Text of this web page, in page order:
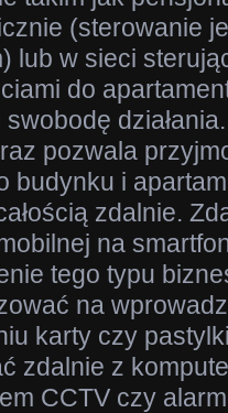
(sterowanie
lub w sieci
do
swobodę
pozwala
budynku i
zdalnie.
na
tego typu
na
karty czy
zdalnie z
CCTV czy